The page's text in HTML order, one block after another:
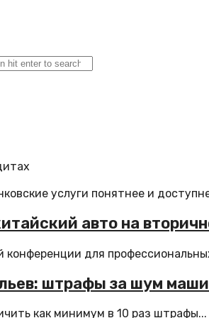
услуги понятнее и
авто на
для
штрафы за шум
как минимум в 10 раз штрафы...